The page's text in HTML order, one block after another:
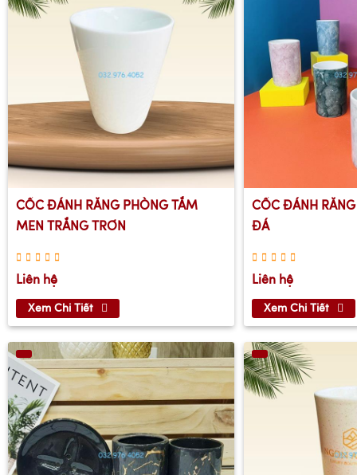
CỐC ĐÁNH RĂNG PHÒNG TẮM
MEN TRẮNG TRƠN
Liên hệ
Xem Chi Tiết
CỐC ĐÁNH
ĐÁ
Liên hệ
Xem Chi Tiết